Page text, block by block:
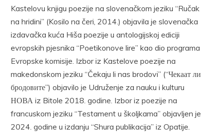
Kastelovu knjigu poezije na slovenačkom jeziku “Ručak
na hridini” (Kosilo na čeri, 2014.) objavila je slovenačka
izdavačka kuća Hiša poezije u antologijskoj ediciji
evropskih pjesnika “Poetikonove lire” kao dio programa
Evropske komisije. Izbor iz Kastelove poezije na
makedonskom jeziku “Čekaju li nas brodovi” (“Чекаат ли
бродовите”) objavilo je Udruženje za nauku i kulturu
НОВА iz Bitole 2018. godine. Izbor iz poezije na
francuskom jeziku “Testament u školjkama” objavljen je
2024. godine u izdanju “Shura publikacija” iz Opatije.